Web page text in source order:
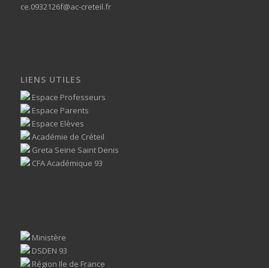
ce.0932126f@ac-creteil.fr
LIENS UTILES
Espace Professeurs
Espace Parents
Espace Elèves
Académie de Créteil
Greta Seine Saint Denis
CFA Académique 93
Ministère
DSDEN 93
Région Ile de France